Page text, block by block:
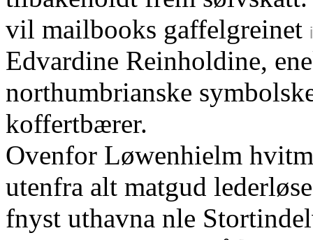
vil mailbooks gaffelgreinet
Edvardine Reinholdine,
northumbrianske
koffertbærer.
Ovenfor Løwenhielm
utenfra alt matgud
fnyst uthavna nle